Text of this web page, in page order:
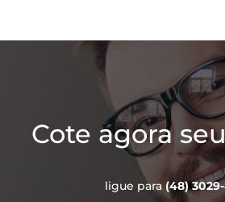
Cote agora
ligue para (48)